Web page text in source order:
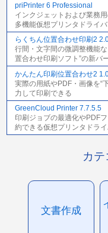
priPrinter 6 Professional
インクジェットおよび業務
多機能仮想プリンタドライバ
らくちん位置合わせ印刷2
行間・文字間の微調整機能
置合わせ印刷ソフト”の新バ
かんたん印刷位置合わせ2
実際の用紙やPDF・画像を“
力して印刷できる
GreenCloud Printer 7.7.5.5
印刷ジョブの最適化やPDF
約できる仮想プリンタドラ
カ
文書作成